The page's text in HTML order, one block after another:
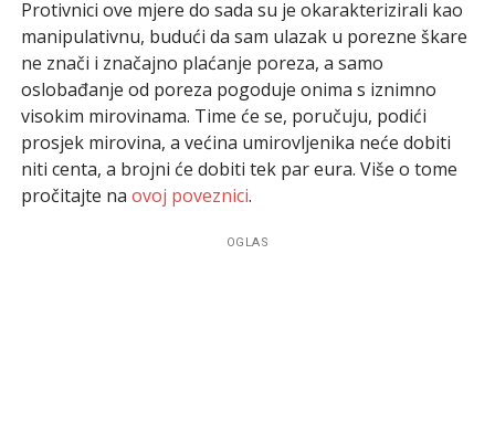
Protivnici ove mjere do sada su je okarakterizirali kao
manipulativnu, budući da sam ulazak u porezne škare
ne znači i značajno plaćanje poreza, a samo
oslobađanje od poreza pogoduje onima s iznimno
visokim mirovinama. Time će se, poručuju, podići
prosjek mirovina, a većina umirovljenika neće dobiti
niti centa, a brojni će dobiti tek par eura. Više o tome
pročitajte na ovoj poveznici.
OGLAS